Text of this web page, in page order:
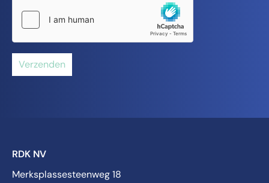
Verzenden
RDK NV
Merksplassesteenweg 18